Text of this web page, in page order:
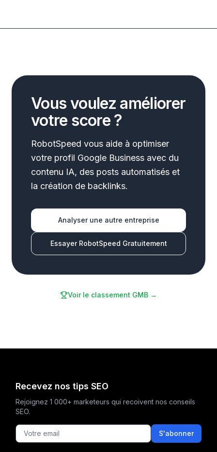
Vous voulez améliorer
votre score ?
RobotSpeed vous aide à optimiser
votre profil Google Business avec du
contenu IA, des posts automatisés et
la création de backlinks.
Analyser une autre entreprise
Essayer RobotSpeed Gratuitement
Voir le classement GMB →
Recevez nos tips SEO
Rejoignez 1 000+ marketeurs qui recoivent nos conseils
SEO.
S'abonner